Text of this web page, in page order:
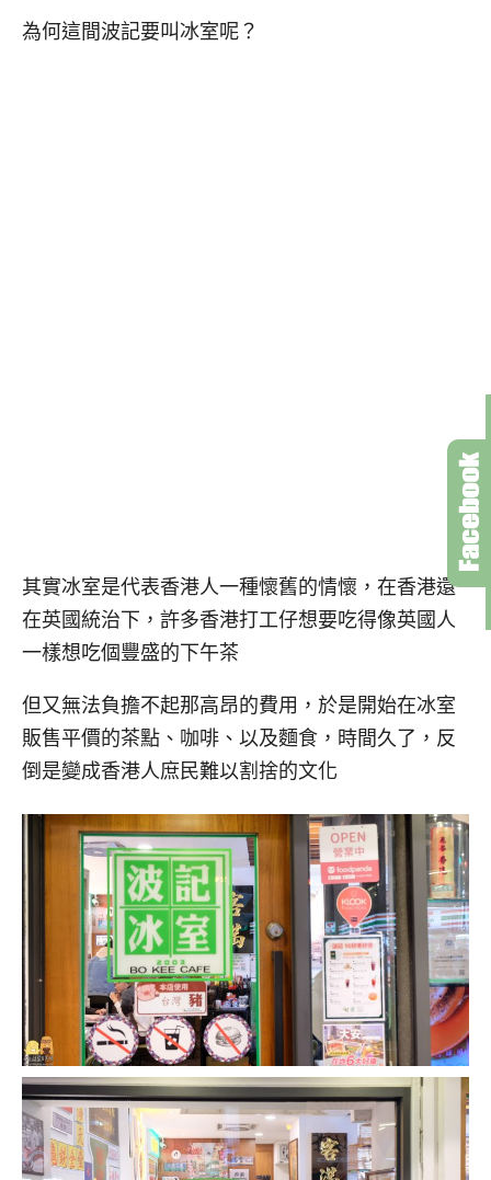
為何這間波記要叫冰室呢？
其實冰室是代表香港人一種懷舊的情懷，在香港還
在英國統治下，許多香港打工仔想要吃得像英國人
一樣想吃個豐盛的下午茶
但又無法負擔不起那高昂的費用，於是開始在冰室
販售平價的茶點、咖啡、以及麵食，時間久了，反
倒是變成香港人庶民難以割捨的文化